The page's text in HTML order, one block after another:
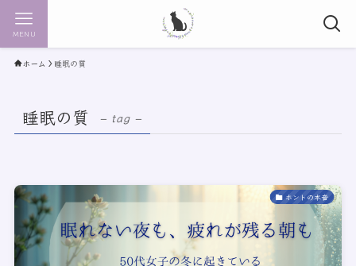
MENU
ホーム 睡眠の質
睡眠の質 – tag –
ホントの本音